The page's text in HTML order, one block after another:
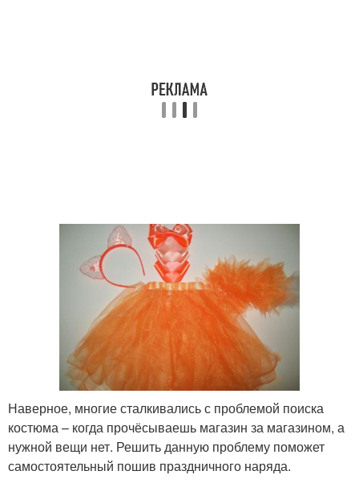
Наверное, многие сталкивались с проблемой поиска
костюма – когда прочёсываешь магазин за магазином, а
нужной вещи нет. Решить данную проблему поможет
самостоятельный пошив праздничного наряда.